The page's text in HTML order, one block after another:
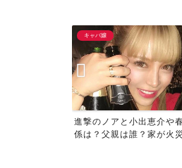
キャバ嬢
進撃のノアと小出恵介や
係は？父親は誰？家が火